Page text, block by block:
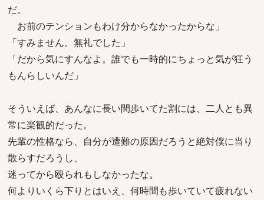
だ。
お前のテンションもわけ分からなかったからな」
「すみません。無礼でした」
「だから気にすんなよ。誰でも一時的にちょっと気が狂う
もんらしいんだ」
そういえば、あんなに長い間歩いてた割には、二人とも異
常に楽観的だった。
先輩の性格なら、自分が遭難の原因だろうと絶対僕に当り
散らすだろうし、
迷ってから殴られもしなかったな。
何よりいくら下りとはいえ、何時間も歩いていて疲れない